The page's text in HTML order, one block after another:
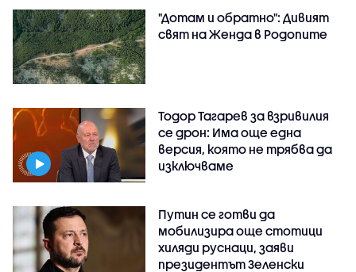
"Дотам и обратно": Дивият
свят на Женда в Родопите
Тодор Тагарев за взривилия
се дрон: Има още една
версия, която не трябва да
изключваме
Путин се готви да
мобилизира още стотици
хиляди руснаци, заяви
президентът Зеленски